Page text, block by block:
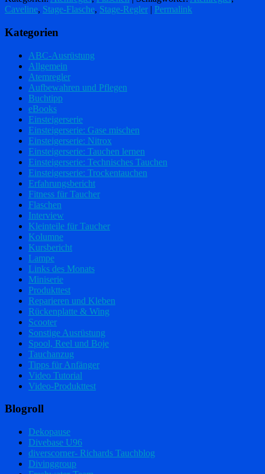
Caveline, Stage-Flasche, Stage-Regler | Permalink
Kategorien
ABC-Ausrüstung
Allgemein
Atemregler
Aufbewahren und Pflegen
Buchtipp
eBooks
Einsteigerserie
Einsteigerserie: Gase mischen
Einsteigerserie: Nitrox
Einsteigerserie: Tauchen lernen
Einsteigerserie: Technisches Tauchen
Einsteigerserie: Trockentauchen
Erfahrungsbericht
Fitness für Taucher
Flaschen
Interview
Kleinteile für Taucher
Kolumne
Kursbericht
Lampe
Links des Monats
Miniserie
Produkttest
Reparieren und Kleben
Rückenplatte & Wing
Scooter
Sonstige Ausrüstung
Spool, Reel und Boje
Tauchanzug
Tipps für Anfänger
Video Tutorial
Video-Produkttest
Blogroll
Dekopause
Divebase U96
diverscorner- Richards Tauchblog
Divinggroup